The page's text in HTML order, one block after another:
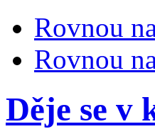
Rovnou
Rovnou
Děje se v